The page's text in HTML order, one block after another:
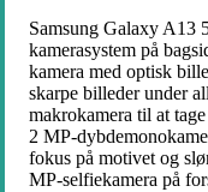
Samsung Galaxy A13
kamerasystem på
kamera med optisk
skarpe billeder under
makrokamera til at
2 MP-
fokus på motivet og
MP-selfiekamera på